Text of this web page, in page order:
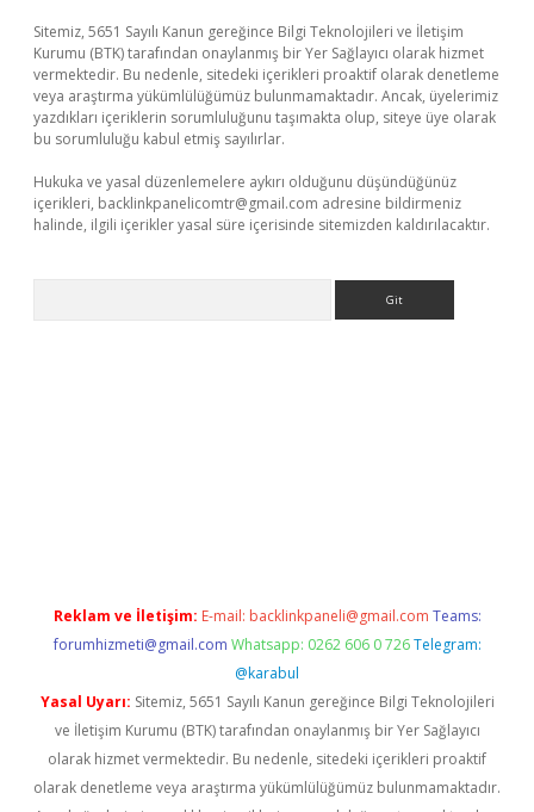
Sitemiz, 5651 Sayılı Kanun gereğince Bilgi Teknolojileri ve İletişim
Kurumu (BTK) tarafından onaylanmış bir Yer Sağlayıcı olarak hizmet
vermektedir. Bu nedenle, sitedeki içerikleri proaktif olarak denetleme
veya araştırma yükümlülüğümüz bulunmamaktadır. Ancak, üyelerimiz
yazdıkları içeriklerin sorumluluğunu taşımakta olup, siteye üye olarak
bu sorumluluğu kabul etmiş sayılırlar.
Hukuka ve yasal düzenlemelere aykırı olduğunu düşündüğünüz
içerikleri, backlinkpanelicomtr@gmail.com adresine bildirmeniz
halinde, ilgili içerikler yasal süre içerisinde sitemizden kaldırılacaktır.
Reklam ve İletişim: E-mail: backlinkpaneli@gmail.com Teams:
forumhizmeti@gmail.com Whatsapp: 0262 606 0 726 Telegram:
@karabul
Yasal Uyarı: Sitemiz, 5651 Sayılı Kanun gereğince Bilgi Teknolojileri
ve İletişim Kurumu (BTK) tarafından onaylanmış bir Yer Sağlayıcı
olarak hizmet vermektedir. Bu nedenle, sitedeki içerikleri proaktif
olarak denetleme veya araştırma yükümlülüğümüz bulunmamaktadır.